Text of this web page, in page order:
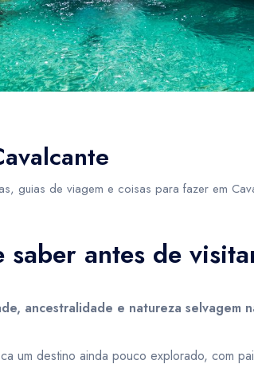
guias de viagem e coisas para fazer em
saber antes de
ancestralidade e natureza selvagem
um destino ainda pouco explorado, com
com reembolso deverá ser
serviço esteja com menos de 48hs para o
comparecimento do cliente no horário
- $ AUD- $
States dollar
- $
Australian dollar
AUD- $